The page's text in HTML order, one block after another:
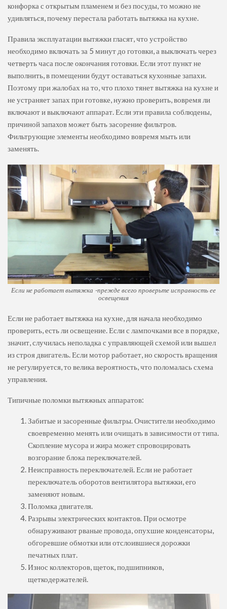
конфорка с открытым пламенем и без посуды, то можно не
удивляться, почему перестала работать вытяжка на кухне.
Правила эксплуатации вытяжки гласят, что устройство
необходимо включать за 5 минут до готовки, а выключать через
четверть часа после окончания готовки. Если этот пункт не
выполнить, в помещении будут оставаться кухонные запахи.
Поэтому при жалобах на то, что плохо тянет вытяжка на кухне и
не устраняет запах при готовке, нужно проверить, вовремя ли
включают и выключают аппарат. Если эти правила соблюдены,
причиной запахов может быть засорение фильтров.
Фильтрующие элементы необходимо вовремя мыть или
заменять.
Если не работает вытяжка -прежде всего проверьте исправность ее
освещения
Если не работает вытяжка на кухне, для начала необходимо
проверить, есть ли освещение. Если с лампочками все в порядке,
значит, случилась неполадка с управляющей схемой или вышел
из строя двигатель. Если мотор работает, но скорость вращения
не регулируется, то велика вероятность, что поломалась схема
управления.
Типичные поломки вытяжных аппаратов:
Забитые и засоренные фильтры. Очистители необходимо
своевременно менять или очищать в зависимости от типа.
Скопление мусора и жира может спровоцировать
возгорание блока переключателей.
Неисправность переключателей. Если не работает
переключатель оборотов вентилятора вытяжки, его
заменяют новым.
Поломка двигателя.
Разрывы электрических контактов. При осмотре
обнаруживают рваные провода, опухшие конденсаторы,
обгоревшие обмотки или отслоившиеся дорожки
печатных плат.
Износ коллекторов, щеток, подшипников,
щеткодержателей.